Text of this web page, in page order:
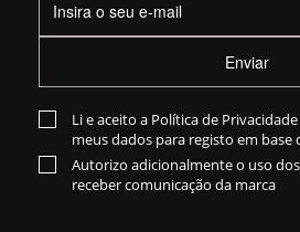
Enviar
Li e aceito a Política de Privacidade
meus dados para registo em base
Autorizo adicionalmente o uso
receber comunicação da marca